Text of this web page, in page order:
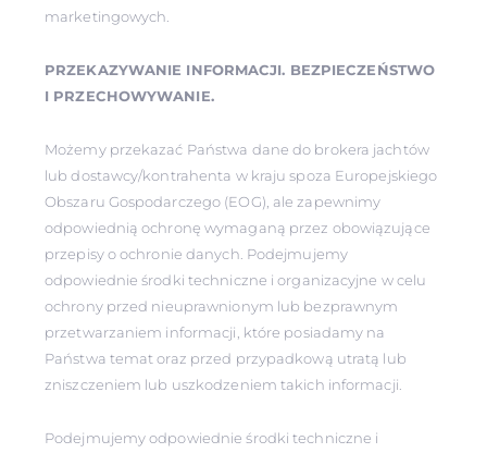
marketingowych.
PRZEKAZYWANIE INFORMACJI. BEZPIECZEŃSTWO
I PRZECHOWYWANIE.
Możemy przekazać Państwa dane do brokera jachtów
lub dostawcy/kontrahenta w kraju spoza Europejskiego
Obszaru Gospodarczego (EOG), ale zapewnimy
odpowiednią ochronę wymaganą przez obowiązujące
przepisy o ochronie danych. Podejmujemy
odpowiednie środki techniczne i organizacyjne w celu
ochrony przed nieuprawnionym lub bezprawnym
przetwarzaniem informacji, które posiadamy na
Państwa temat oraz przed przypadkową utratą lub
zniszczeniem lub uszkodzeniem takich informacji.
Podejmujemy odpowiednie środki techniczne i